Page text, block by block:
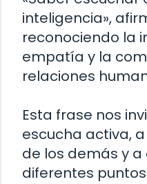
inteligencia»,
reconociendo la
empatía y la
relaciones
Esta frase nos
escucha activa,
de los demás y
diferentes